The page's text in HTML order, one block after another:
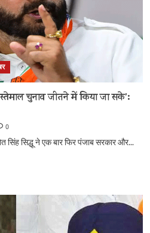
चुनाव जीतने में किया जा सके’:
0
सिंह सिद्धू ने एक बार फिर पंजाब सरकार और...